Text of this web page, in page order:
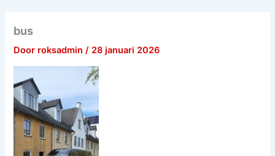
bus
Door roksadmin/ 28 januari 2026